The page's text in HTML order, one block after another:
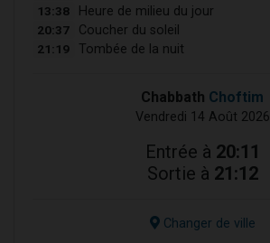
13:38 Heure de milieu du jour
20:37 Coucher du soleil
21:19 Tombée de la nuit
Chabbath Choftim
Vendredi 14 Août 2026
Entrée à 20:11
Sortie à 21:12
Changer de ville